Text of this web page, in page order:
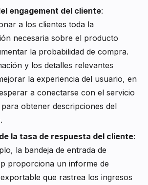
engagement del cliente:
a los clientes toda la
necesaria sobre el producto
la probabilidad de compra.
y los detalles relevantes
la experiencia del usuario, en
a conectarse con el servicio
obtener descripciones del
la tasa de respuesta del cliente:
la bandeja de entrada de
proporciona un informe de
que rastrea los ingresos